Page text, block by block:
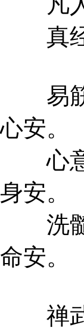
真经
易筋
心安。
心意
身安。
洗髓
命安。
禅武